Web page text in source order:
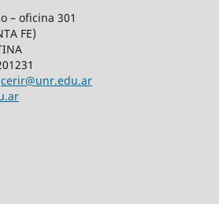
– oficina 301
FE)
cerir@unr.edu.ar